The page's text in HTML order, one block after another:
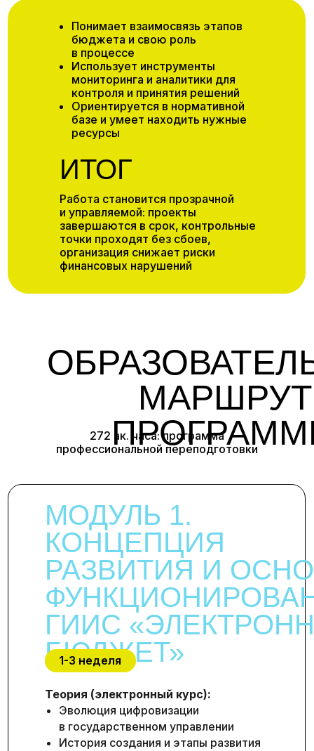
Понимает взаимосвязь этапов
бюджета и свою роль
в процессе
Использует инструменты
мониторинга и аналитики для
контроля и принятия решений
Ориентируется в нормативной
базе и умеет находить нужные
ресурсы
Работа становится прозрачной
и управляемой: проекты
завершаются в срок, контрольные
точки проходят без сбоев,
организация снижает риски
финансовых нарушений
ИТОГ
МАРШРУТ
272 ак. часа: программа
профессиональной переподготовки
МОДУЛЬ 1.
КОНЦЕПЦИЯ
РАЗВИТИЯ И
ГИИС
БЮДЖЕТ»
1-3 неделя
Теория (электронный курс):
Эволюция цифровизации
в государственном управлении
История создания и этапы развития